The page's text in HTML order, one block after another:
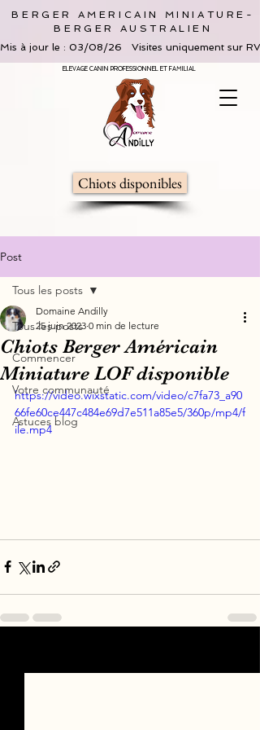
BERGER AMERICAIN MINIATURE-
BERGER AUSTRALIEN
Mis à jour le : 03/08/26   Visites uniquement sur
ELEVAGE CANIN PROFESSIONNEL ET FAMILIAL
Chiots disponibles
Post
Tous les posts
Commencer
Votre communauté
Astuces blog
Tous les posts
Chiots Berger Américain
Miniature LOF disponible
Domaine Andilly
25 juin 2023 0 min de lecture
https://video.wixstatic.com/video/c7fa73_a90
66fe60ce447c484e69d7e511a85e5/360p/mp4/f
ile.mp4